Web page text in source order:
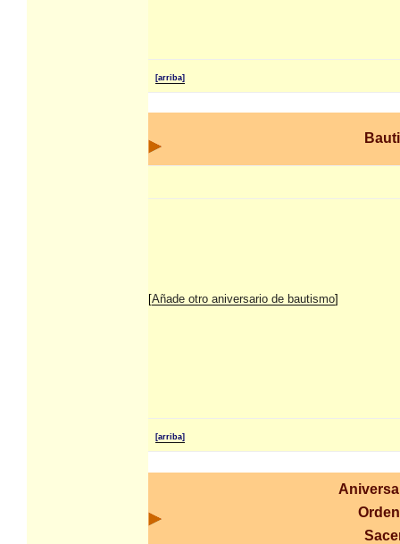
[arriba]
[Añade otro aniversario de bautismo]
[arriba]